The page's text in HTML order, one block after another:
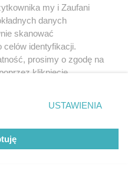
weszli przez
my i Zaufani
danych
skanować
celów identyfikacji.
prosimy o zgodę na
kliknięcie
ustawień prywatności
rogu strony
wymagają zgody
się takiemu
miały zastosowanie tylko
USTAWIENIA